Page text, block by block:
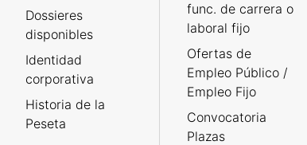
Dossieres
disponibles
Identidad
corporativa
Historia de la
Peseta
func. de carrera o
laboral fijo
Ofertas de
Empleo Público /
Empleo Fijo
Convocatoria
Plazas